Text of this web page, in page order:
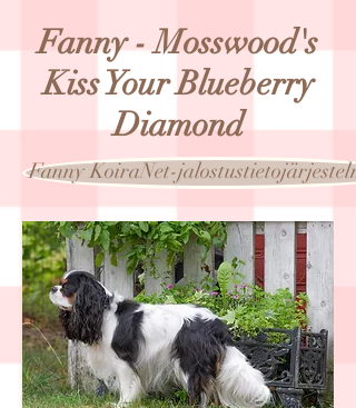
Fanny - Mosswood's
Kiss Your Blueberry
Diamond
Fanny KoiraNet-